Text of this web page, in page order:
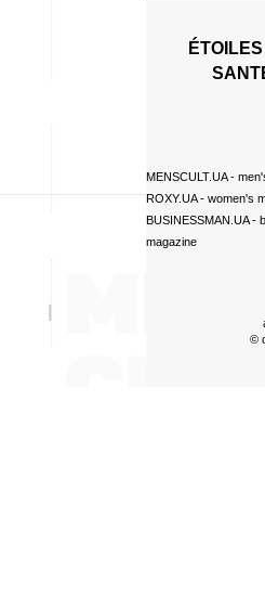
ÉTOILES
MENSCULT.UA-
ROXY.UA- women's
BUSINESSMAN.UA-
magazine
©